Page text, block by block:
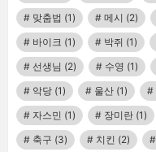
맞춤법 (1) 메시 (2)
바이크 (1) 박쥐 (1)
선생님 (2) 수영 (1)
악당 (1) 울산 (1)
자스민 (1) 장미란 (1)
축구 (3) 치킨 (2)